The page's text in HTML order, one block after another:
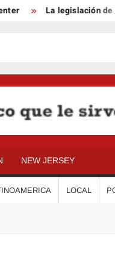
La legislación de
NEW JERSEY
LOCAL